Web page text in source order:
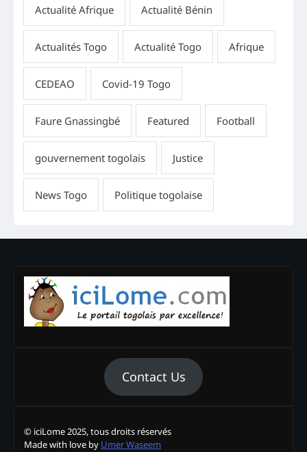
Contact Us
© iciLome 2025, tous droits réservés
Made with love by Umer Waseem